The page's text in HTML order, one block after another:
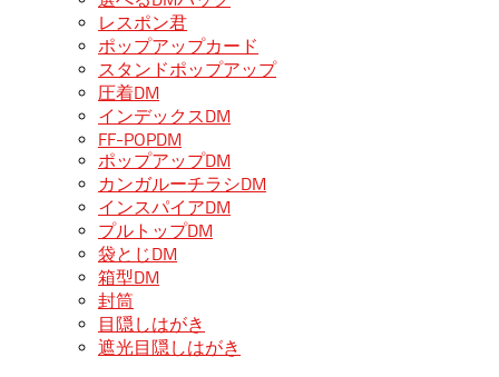
レスポン君
ポップアップカード
スタンドポップアップ
圧着DM
インデックスDM
FF-POPDM
ポップアップDM
カンガルーチラシDM
インスパイアDM
プルトップDM
袋とじDM
箱型DM
封筒
目隠しはがき
遮光目隠しはがき